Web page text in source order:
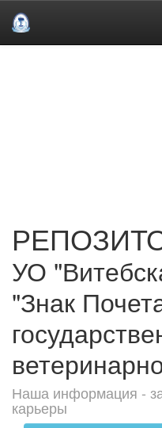
УО
"Знак
Наша информация -
карьеры